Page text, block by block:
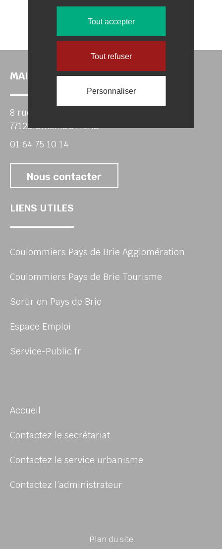
Contactez le secrétariat
MAIRIE DE GIREMOUTIERS
8 rue de Corbeville
77120 GIREMOUTIERS
01 64 75 10 14
Nous contacter
LIENS UTILES
Coulommiers Pays de Brie Agglomération
Coulommiers Pays de Brie Tourisme
Sortir en Pays de Brie
Espace Emploi
Service-Public.fr
Accueil
Contactez le secrétariat
Contactez le service urbanisme
Contactez l’administrateur
Plan du site
Tout accepter
Tout refuser
Personnaliser